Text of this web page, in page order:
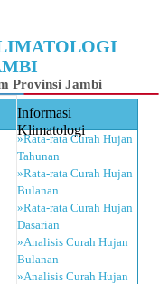
Provinsi Jambi
Informasi
Klimatologi
»Rata-rata Curah Hujan
Tahunan
»Rata-rata Curah Hujan
Bulanan
»Rata-rata Curah Hujan
Dasarian
»Analisis Curah Hujan
Bulanan
»Analisis Curah Hujan